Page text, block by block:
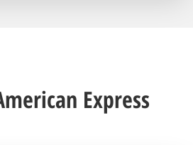
Express